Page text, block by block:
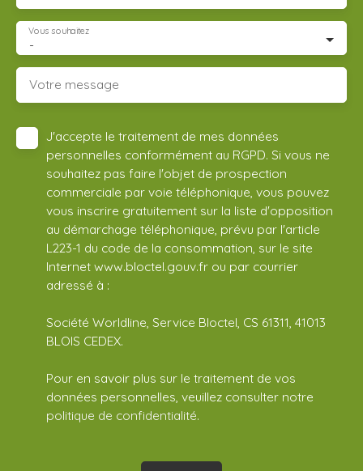
-
Vous souhaitez
Votre message
J'accepte le traitement de mes données
personnelles conformément au RGPD. Si vous ne
souhaitez pas faire l'objet de prospection
commerciale par voie téléphonique, vous pouvez
vous inscrire gratuitement sur la liste d'opposition
au démarchage téléphonique, prévu par l'article
L223-1 du code de la consommation, sur le site
Internet www.bloctel.gouv.fr ou par courrier
adressé à :
Société Worldline, Service Bloctel, CS 61311, 41013
BLOIS CEDEX.
Pour en savoir plus sur le traitement de vos
données personnelles, veuillez consulter notre
politique de confidentialité.